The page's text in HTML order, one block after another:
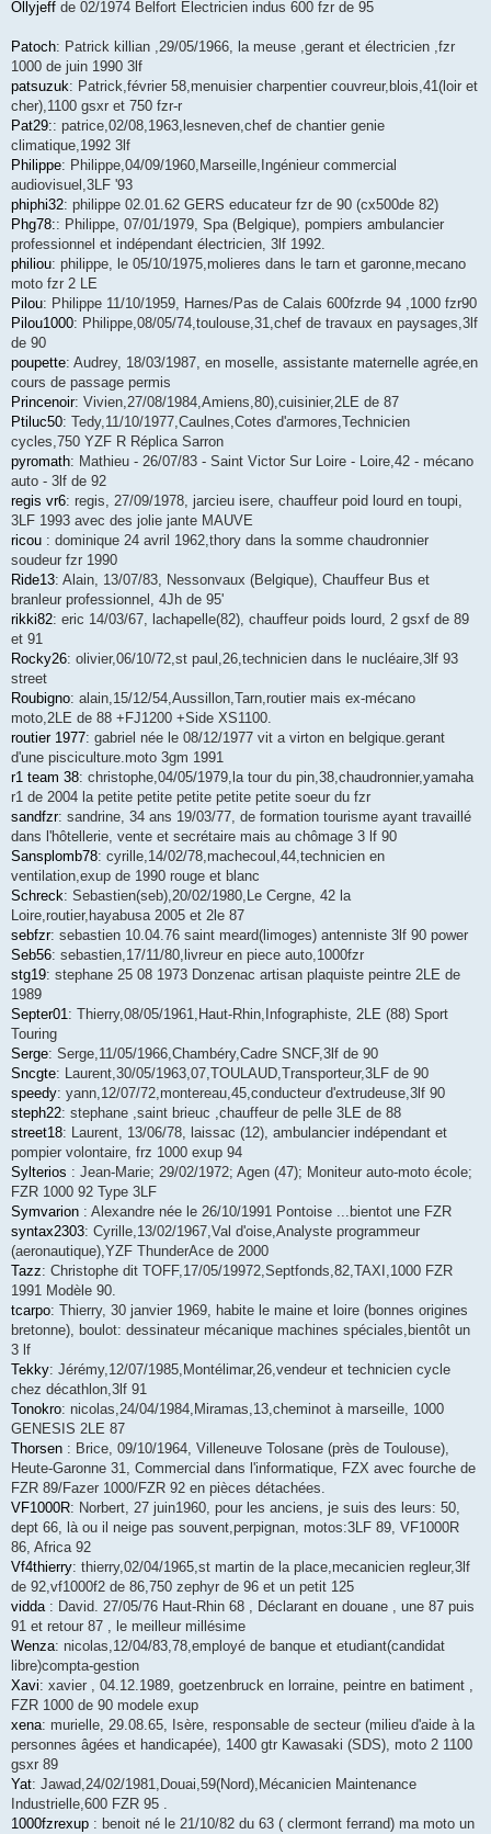
Ollyjeff de 02/1974 Belfort Électricien indus 600 fzr de 95
Patoch: Patrick killian ,29/05/1966, la meuse ,gerant et électricien ,fzr
1000 de juin 1990 3lf
patsuzuk: Patrick,février 58,menuisier charpentier couvreur,blois,41(loir et
cher),1100 gsxr et 750 fzr-r
Pat29:: patrice,02/08,1963,lesneven,chef de chantier genie
climatique,1992 3lf
Philippe: Philippe,04/09/1960,Marseille,Ingénieur commercial
audiovisuel,3LF '93
phiphi32: philippe 02.01.62 GERS educateur fzr de 90 (cx500de 82)
Phg78:: Philippe, 07/01/1979, Spa (Belgique), pompiers ambulancier
professionnel et indépendant électricien, 3lf 1992.
philiou: philippe, le 05/10/1975,molieres dans le tarn et garonne,mecano
moto fzr 2 LE
Pilou: Philippe 11/10/1959, Harnes/Pas de Calais 600fzrde 94 ,1000 fzr90
Pilou1000: Philippe,08/05/74,toulouse,31,chef de travaux en paysages,3lf
de 90
poupette: Audrey, 18/03/1987, en moselle, assistante maternelle agrée,en
cours de passage permis
Princenoir: Vivien,27/08/1984,Amiens,80),cuisinier,2LE de 87
Ptiluc50: Tedy,11/10/1977,Caulnes,Cotes d'armores,Technicien
cycles,750 YZF R Réplica Sarron
pyromath: Mathieu - 26/07/83 - Saint Victor Sur Loire - Loire,42 - mécano
auto - 3lf de 92
regis vr6: regis, 27/09/1978, jarcieu isere, chauffeur poid lourd en toupi,
3LF 1993 avec des jolie jante MAUVE
ricou : dominique 24 avril 1962,thory dans la somme chaudronnier
soudeur fzr 1990
Ride13: Alain, 13/07/83, Nessonvaux (Belgique), Chauffeur Bus et
branleur professionnel, 4Jh de 95'
rikki82: eric 14/03/67, lachapelle(82), chauffeur poids lourd, 2 gsxf de 89
et 91
Rocky26: olivier,06/10/72,st paul,26,technicien dans le nucléaire,3lf 93
street
Roubigno: alain,15/12/54,Aussillon,Tarn,routier mais ex-mécano
moto,2LE de 88 +FJ1200 +Side XS1100.
routier 1977: gabriel née le 08/12/1977 vit a virton en belgique.gerant
d'une pisciculture.moto 3gm 1991
r1 team 38: christophe,04/05/1979,la tour du pin,38,chaudronnier,yamaha
r1 de 2004 la petite petite petite petite petite soeur du fzr
sandfzr: sandrine, 34 ans 19/03/77, de formation tourisme ayant travaillé
dans l'hôtellerie, vente et secrétaire mais au chômage 3 lf 90
Sansplomb78: cyrille,14/02/78,machecoul,44,technicien en
ventilation,exup de 1990 rouge et blanc
Schreck: Sebastien(seb),20/02/1980,Le Cergne, 42 la
Loire,routier,hayabusa 2005 et 2le 87
sebfzr: sebastien 10.04.76 saint meard(limoges) antenniste 3lf 90 power
Seb56: sebastien,17/11/80,livreur en piece auto,1000fzr
stg19: stephane 25 08 1973 Donzenac artisan plaquiste peintre 2LE de
1989
Septer01: Thierry,08/05/1961,Haut-Rhin,Infographiste, 2LE (88) Sport
Touring
Serge: Serge,11/05/1966,Chambéry,Cadre SNCF,3lf de 90
Sncgte: Laurent,30/05/1963,07,TOULAUD,Transporteur,3LF de 90
speedy: yann,12/07/72,montereau,45,conducteur d'extrudeuse,3lf 90
steph22: stephane ,saint brieuc ,chauffeur de pelle 3LE de 88
street18: Laurent, 13/06/78, laissac (12), ambulancier indépendant et
pompier volontaire, frz 1000 exup 94
Sylterios : Jean-Marie; 29/02/1972; Agen (47); Moniteur auto-moto école;
FZR 1000 92 Type 3LF
Symvarion : Alexandre née le 26/10/1991 Pontoise ...bientot une FZR
syntax2303: Cyrille,13/02/1967,Val d'oise,Analyste programmeur
(aeronautique),YZF ThunderAce de 2000
Tazz: Christophe dit TOFF,17/05/19972,Septfonds,82,TAXI,1000 FZR
1991 Modèle 90.
tcarpo: Thierry, 30 janvier 1969, habite le maine et loire (bonnes origines
bretonne), boulot: dessinateur mécanique machines spéciales,bientôt un
3 lf
Tekky: Jérémy,12/07/1985,Montélimar,26,vendeur et technicien cycle
chez décathlon,3lf 91
Tonokro: nicolas,24/04/1984,Miramas,13,cheminot à marseille, 1000
GENESIS 2LE 87
Thorsen : Brice, 09/10/1964, Villeneuve Tolosane (près de Toulouse),
Heute-Garonne 31, Commercial dans l'informatique, FZX avec fourche de
FZR 89/Fazer 1000/FZR 92 en pièces détachées.
VF1000R: Norbert, 27 juin1960, pour les anciens, je suis des leurs: 50,
dept 66, là ou il neige pas souvent,perpignan, motos:3LF 89, VF1000R
86, Africa 92
Vf4thierry: thierry,02/04/1965,st martin de la place,mecanicien regleur,3lf
de 92,vf1000f2 de 86,750 zephyr de 96 et un petit 125
vidda : David. 27/05/76 Haut-Rhin 68 , Déclarant en douane , une 87 puis
91 et retour 87 , le meilleur millésime
Wenza: nicolas,12/04/83,78,employé de banque et etudiant(candidat
libre)compta-gestion
Xavi: xavier , 04.12.1989, goetzenbruck en lorraine, peintre en batiment ,
FZR 1000 de 90 modele exup
xena: murielle, 29.08.65, Isère, responsable de secteur (milieu d'aide à la
personnes âgées et handicapée), 1400 gtr Kawasaki (SDS), moto 2 1100
gsxr 89
Yat: Jawad,24/02/1981,Douai,59(Nord),Mécanicien Maintenance
Industrielle,600 FZR 95 .
1000fzrexup : benoit né le 21/10/82 du 63 ( clermont ferrand) ma moto un